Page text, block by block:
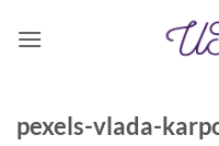
pexels-vlada-